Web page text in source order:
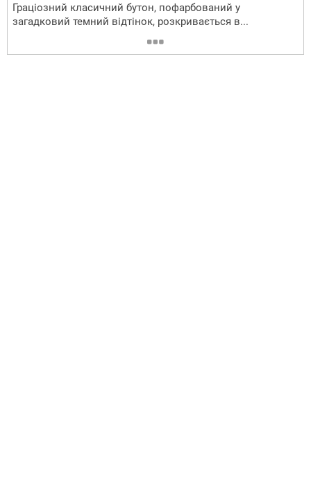
Граціозний класичний бутон, пофарбований у
загадковий темний відтінок, розкривається в...